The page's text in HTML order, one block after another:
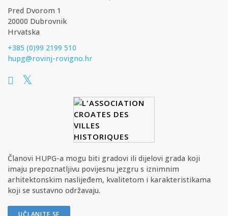
Pred Dvorom 1
20000 Dubrovnik
Hrvatska
+385 (0)99 2199 510
hupg@rovinj-rovigno.hr
Članovi HUPG-a mogu biti gradovi ili dijelovi grada koji
imaju prepoznatljivu povijesnu jezgru s iznimnim
arhitektonskim naslijeđem, kvalitetom i karakteristikama
koji se sustavno održavaju.
UČLANITE SE